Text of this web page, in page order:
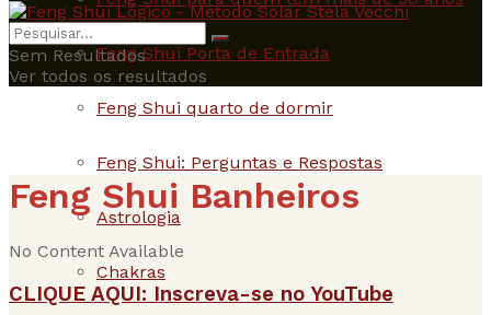
Feng Shui Porta de Entrada
Feng Shui quarto de dormir
Feng Shui: Perguntas e Respostas
Astrologia
Chakras
Sem Resultados
Ver todos os resultados
Feng Shui Banheiros
No Content Available
CLIQUE AQUI: Inscreva-se no YouTube